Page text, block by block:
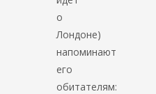
о
Лондоне)
напоминают
его
обитателям: